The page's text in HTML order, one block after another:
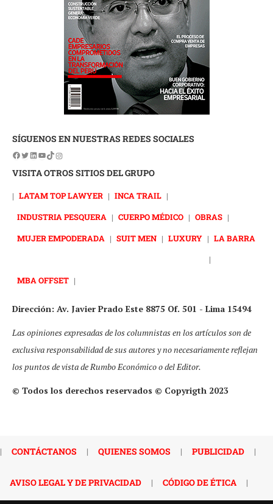
SÍGUENOS EN NUESTRAS REDES SOCIALES
VISITA OTROS SITIOS DEL GRUPO
| LATAM TOP LAWYER | INCA TRAIL |
INDUSTRIA PESQUERA | CUERPO MÉDICO | OBRAS |
MUJER EMPODERADA | SUIT MEN | LUXURY | LA BARRA
|
MBA OFFSET |
Dirección: Av. Javier Prado Este 8875 Of. 501 - Lima 15494
Las opiniones expresadas de los columnistas en los artículos son de
exclusiva responsabilidad de sus autores y no necesariamente reflejan
los puntos de vista de Rumbo Económico o del Editor.
© Todos los derechos reservados © Copyrigth 2023
| CONTÁCTANOS | QUIENES SOMOS | PUBLICIDAD |
AVISO LEGAL Y DE PRIVACIDAD | CÓDIGO DE ÉTICA |